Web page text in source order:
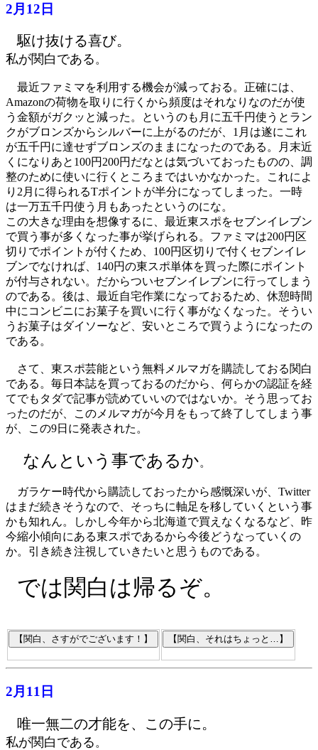
2月12日
駆け抜ける喜び。
私が関白である 。
最近ファミマを利用する機会が減っておる。正確には、
Amazonの荷物を取りに行くから頻度はそれなりなのだが使
う金額がガクッと減った。というのも月に五千円使うとラン
クがブロンズからシルバーに上がるのだが、1月は遂にこれ
が五千円に達せずブロンズのままになったのである。月末近
くになりあと100円200円だなとは気づいておったものの、調
整のために使いに行くところまではいかなかった。これによ
り2月に得られるTポイントが半分になってしまった。一時
は一万五千円使う月もあったというのにな。
この大きな理由を想像するに、最近東スポをセブンイレブン
で買う事が多くなった事が挙げられる。ファミマは200円区
切りでポイントが付くため、100円区切りで付くセブンイレ
ブンでなければ、140円の東スポ単体を買った際にポイント
が付与されない。だからついセブンイレブンに行ってしまう
のである。後は、最近自宅作業になっておるため、休憩時間
中にコンビニにお菓子を買いに行く事がなくなった。そうい
うお菓子はダイソーなど、安いところで買うようになったの
である。
さて、東スポ芸能という無料メルマガを購読しておる関白
である。毎日本誌を買っておるのだから、何らかの認証を経
てでもタダで記事が読めていいのではないか。そう思ってお
ったのだが、このメルマガが今月をもって終了してしまう事
が、この9日に発表された。
なんという事であるか。
ガラケー時代から購読しておったから感慨深いが、Twitter
はまだ続きそうなので、そっちに軸足を移していくという事
かも知れん。しかし今年から北海道で買えなくなるなど、昨
今縮小傾向にある東スポであるから今後どうなっていくの
か。引き続き注視していきたいと思うものである。
では関白は帰るぞ。
2月11日
唯一無二の才能を、この手に。
私が関白である 。